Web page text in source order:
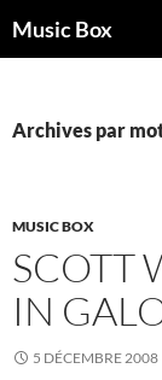
auMusic Box
Archives par
MUSIC BOX
SCOTT
IN
5 DÉCEMBRE 2008